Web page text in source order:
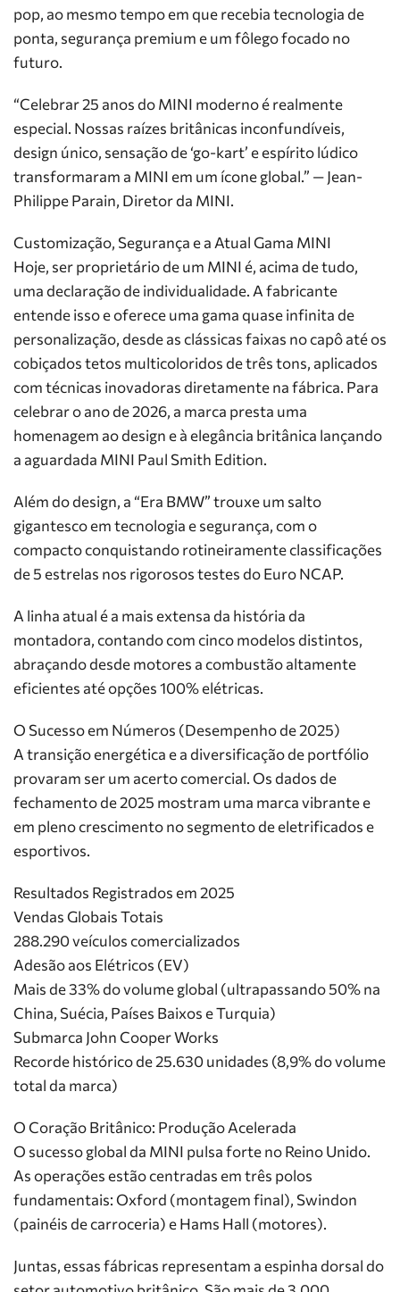
pop, ao mesmo tempo em que recebia tecnologia de
ponta, segurança premium e um fôlego focado no
futuro.
“Celebrar 25 anos do MINI moderno é realmente
especial. Nossas raízes britânicas inconfundíveis,
design único, sensação de ‘go-kart’ e espírito lúdico
transformaram a MINI em um ícone global.” — Jean-
Philippe Parain, Diretor da MINI.
Customização, Segurança e a Atual Gama MINI
Hoje, ser proprietário de um MINI é, acima de tudo,
uma declaração de individualidade. A fabricante
entende isso e oferece uma gama quase infinita de
personalização, desde as clássicas faixas no capô até os
cobiçados tetos multicoloridos de três tons, aplicados
com técnicas inovadoras diretamente na fábrica. Para
celebrar o ano de 2026, a marca presta uma
homenagem ao design e à elegância britânica lançando
a aguardada MINI Paul Smith Edition.
Além do design, a “Era BMW” trouxe um salto
gigantesco em tecnologia e segurança, com o
compacto conquistando rotineiramente classificações
de 5 estrelas nos rigorosos testes do Euro NCAP.
A linha atual é a mais extensa da história da
montadora, contando com cinco modelos distintos,
abraçando desde motores a combustão altamente
eficientes até opções 100% elétricas.
O Sucesso em Números (Desempenho de 2025)
A transição energética e a diversificação de portfólio
provaram ser um acerto comercial. Os dados de
fechamento de 2025 mostram uma marca vibrante e
em pleno crescimento no segmento de eletrificados e
esportivos.
Resultados Registrados em 2025
Vendas Globais Totais
288.290 veículos comercializados
Adesão aos Elétricos (EV)
Mais de 33% do volume global (ultrapassando 50% na
China, Suécia, Países Baixos e Turquia)
Submarca John Cooper Works
Recorde histórico de 25.630 unidades (8,9% do volume
total da marca)
O Coração Britânico: Produção Acelerada
O sucesso global da MINI pulsa forte no Reino Unido.
As operações estão centradas em três polos
fundamentais: Oxford (montagem final), Swindon
(painéis de carroceria) e Hams Hall (motores).
Juntas, essas fábricas representam a espinha dorsal do